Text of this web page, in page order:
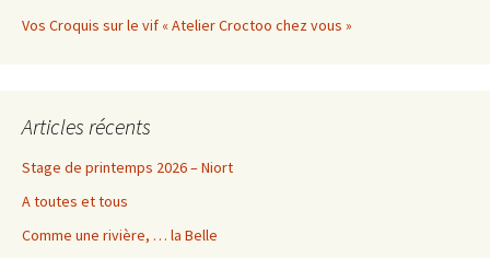
Vos Croquis sur le vif « Atelier Croctoo chez vous »
Articles récents
Stage de printemps 2026 – Niort
A toutes et tous
Comme une rivière, … la Belle